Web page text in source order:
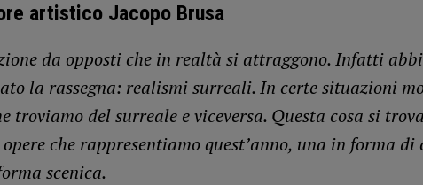
artistico Jacopo Brusa
da opposti che in realtà si attraggono. Infatti
la rassegna: realismi surreali. In certe situazioni
troviamo del surreale e viceversa. Questa cosa si
che rappresentiamo quest’anno, una in forma di
scenica.